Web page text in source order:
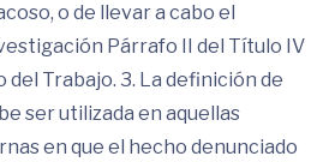
o de llevar a cabo el
Párrafo II del Título IV
del Trabajo. 3. La definición de
ser utilizada en aquellas
en que el hecho denunciado